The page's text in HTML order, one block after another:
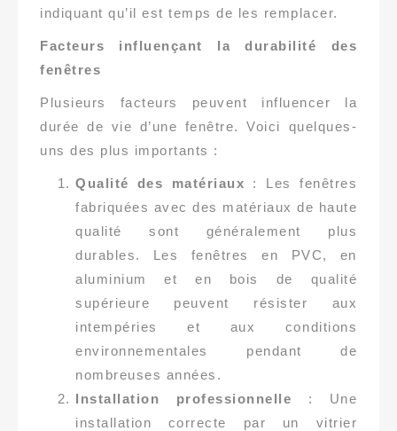
indiquant qu’il est temps de les remplacer.
Facteurs influençant la durabilité des
fenêtres
Plusieurs facteurs peuvent influencer la
durée de vie d’une fenêtre. Voici quelques-
uns des plus importants :
Qualité des matériaux : Les fenêtres
fabriquées avec des matériaux de haute
qualité sont généralement plus
durables. Les fenêtres en PVC, en
aluminium et en bois de qualité
supérieure peuvent résister aux
intempéries et aux conditions
environnementales pendant de
nombreuses années.
Installation professionnelle : Une
installation correcte par un vitrier